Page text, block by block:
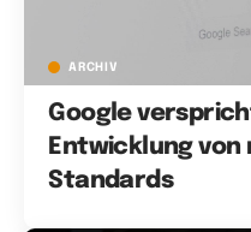
ARCHIV
Google
Entwicklung von
Standards